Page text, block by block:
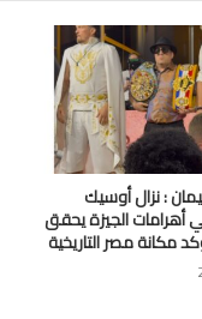
: نزال أوسيك
الجيزة يحقق
مكانة مصر التاريخية